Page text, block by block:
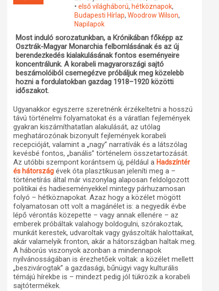
Műhelymunkák
• első világháború, hétköznapok,
Budapesti Hírlap, Woodrow Wilson,
Napilapok
Most induló sorozatunkban, a Krónikában főképp az
Osztrák-Magyar Monarchia felbomlásának és az új
berendezkedés kialakulásának fontos eseményeire
koncentrálunk. A korabeli magyarországi sajtó
beszámolóiból csemegézve próbáljuk meg közelebb
hozni a fordulatokban gazdag 1918–1920 közötti
időszakot.
Ugyanakkor egyszerre szeretnénk érzékeltetni a hosszú
távú történelmi folyamatokat és a váratlan fejlemények
gyakran kiszámíthatatlan alakulását, az utólag
meghatározónak bizonyult fejlemények korabeli
recepcióját, valamint a „nagy” narratívák és a látszólag
kevésbé fontos, „banális” történelem összetartozását.
Az utóbbi szempont korántsem új, például a Hadszíntér
és hátország évek óta plasztikusan jeleníti meg a –
történetírás által már viszonylag alaposan feldolgozott
politikai és hadieseményekkel mintegy párhuzamosan
folyó – hétköznapokat. Azaz hogy a közélet mögött
folyamatosan ott volt a magánélet is: a negyedik évbe
lépő vérontás közepette – vagy annak ellenére – az
emberek próbáltak valahogy boldogulni, szórakoztak,
munkát kerestek, udvaroltak vagy gyászolták halottaikat,
akár valamelyik fronton, akár a hátországban haltak meg.
A háborús viszonyok azonban a mindennapok
nyilvánosságában is érezhetőek voltak: a közélet mellett
„beszivárogtak” a gazdasági, bűnügyi vagy kulturális
témájú hírekbe is – mindezt pedig jól tükrözik a korabeli
sajtótermékek.